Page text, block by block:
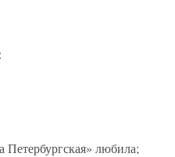
Петербургская» любила;